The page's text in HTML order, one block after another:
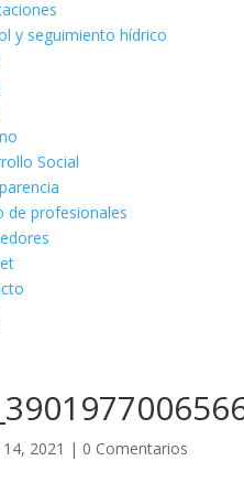
y seguimiento hídrico
Social
de profesionales
14, 2021 | 0 Comentarios